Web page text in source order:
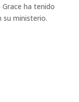
ha tenido
su ministerio.